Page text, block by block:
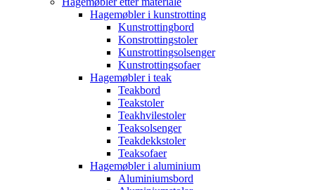
Hagemøbler i kunstrotting
Kunstrottingbord
Konstrottingstoler
Kunstrottingsolsenger
Kunstrottingsofaer
Hagemøbler i teak
Teakbord
Teakstoler
Teakhvilestoler
Teaksolsenger
Teakdekkstoler
Teaksofaer
Hagemøbler i aluminium
Aluminiumsbord